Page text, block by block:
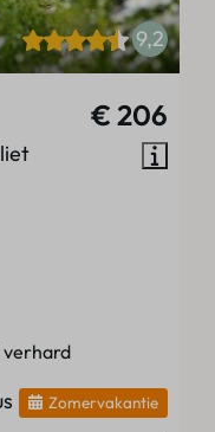
9,2
€ 206
verhard
Zomervakantie